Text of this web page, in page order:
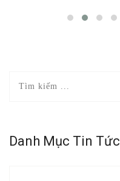
Danh Mục Tin Tức